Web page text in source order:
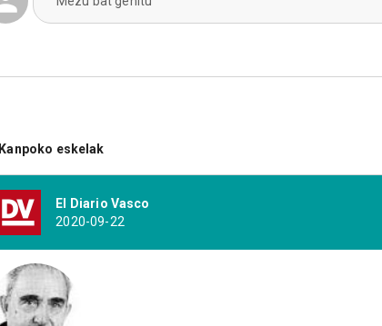
Kanpoko eskelak
El Diario Vasco
2020-09-22